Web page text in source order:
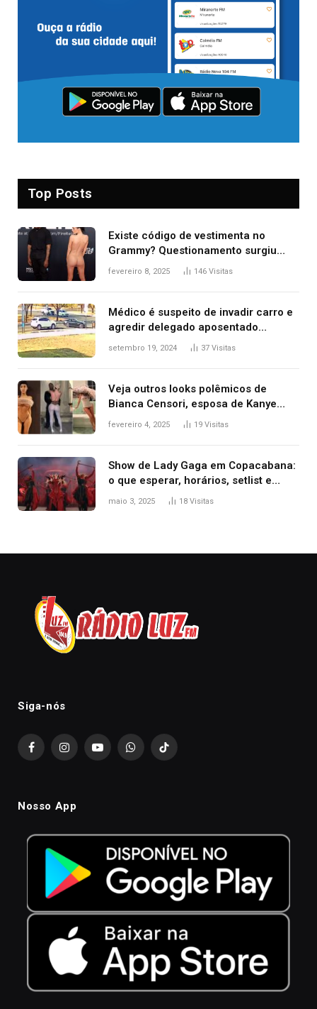
Top Posts
Existe código de vestimenta no
Grammy? Questionamento surgiu
após Bianca Censori, mulher de
fevereiro 8, 2025 146 Visitas
Médico é suspeito de invadir carro e
agredir delegado aposentado
durante confusão no trânsito
setembro 19, 2024 37 Visitas
Veja outros looks polêmicos de
Bianca Censori, esposa de Kanye
West que apareceu nua no Grammy
fevereiro 4, 2025 19 Visitas
Show de Lady Gaga em Copacabana:
o que esperar, horários, setlist e
onde assistir
maio 3, 2025 18 Visitas
Siga-nós
FacebookInstagramYouTubeWhatsAppTikTok
Nosso App